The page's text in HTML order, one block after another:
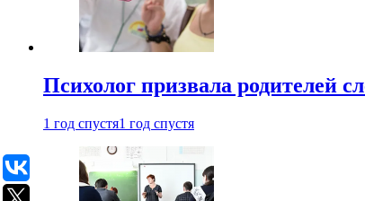
Психолог призвала родителей
1 год спустя1 год спустя